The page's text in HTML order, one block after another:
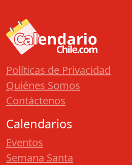
Políticas de Privacidad
Quiénes Somos
Contáctenos
Calendarios
Eventos
Semana Santa